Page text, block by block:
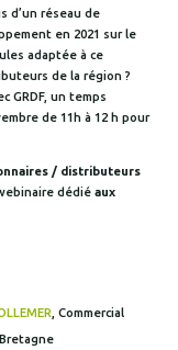
d’un réseau de
en 2021 sur le
adaptée à ce
de la région ?
GRDF, un temps
de 11h à 12 h pour
/ distributeurs
dédié aux
, Commercial